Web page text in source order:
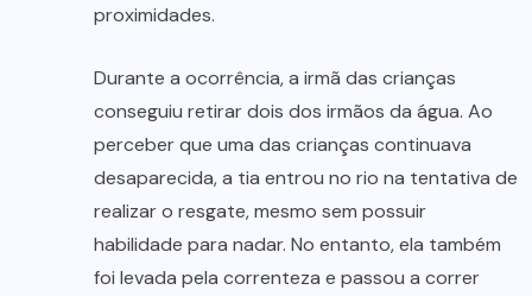
proximidades.
Durante a ocorrência, a irmã das crianças
conseguiu retirar dois dos irmãos da água. Ao
perceber que uma das crianças continuava
desaparecida, a tia entrou no rio na tentativa de
realizar o resgate, mesmo sem possuir
habilidade para nadar. No entanto, ela também
foi levada pela correnteza e passou a correr